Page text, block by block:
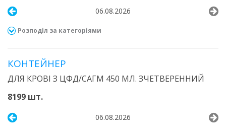
06.08.2026
Розподіл за категоріями
КОНТЕЙНЕР
ДЛЯ КРОВІ З ЦФД/САГМ 450 МЛ. ЗЧЕТВЕРЕННИЙ
8199 шт.
06.08.2026